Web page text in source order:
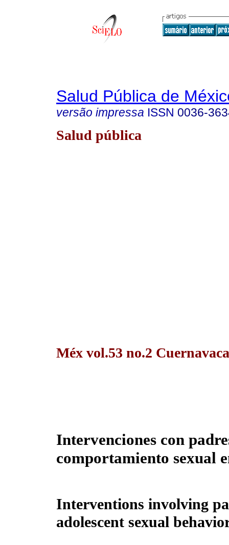
Salud Pública de
versão impressa ISSN 0036-
Salud pública
Méx vol.53 no.2
Intervenciones con
comportamiento sexual
Interventions involving
adolescent sexual